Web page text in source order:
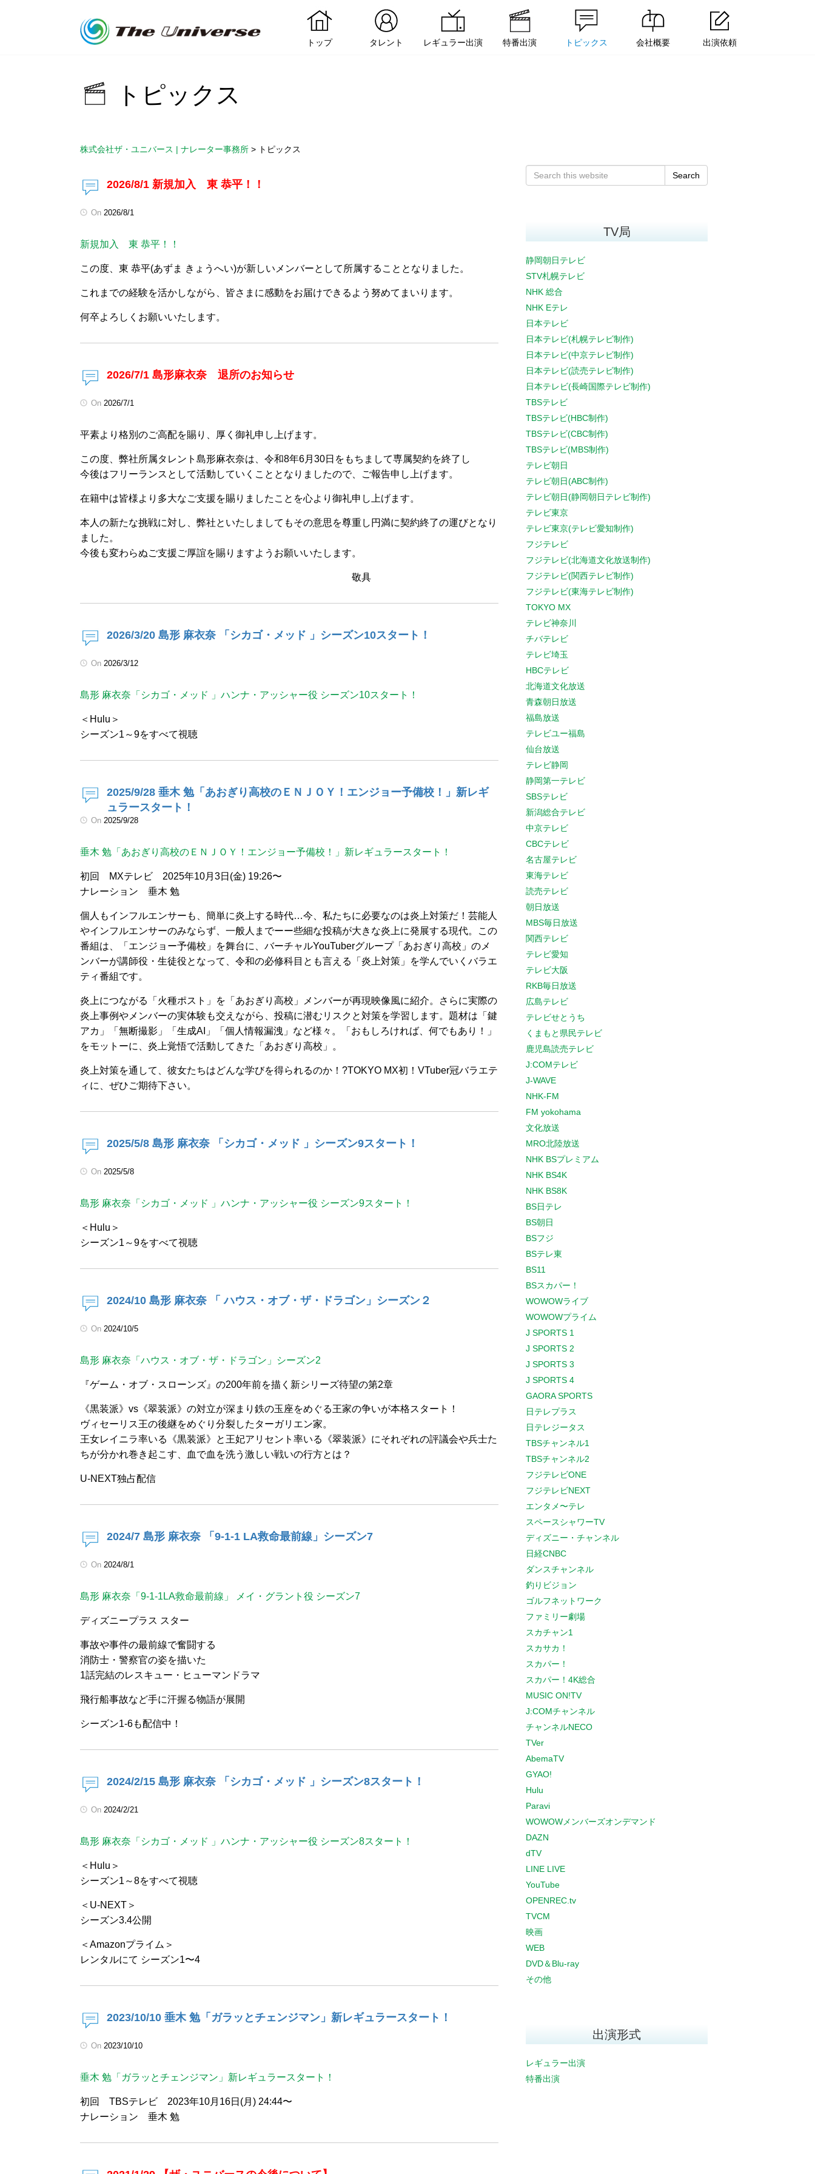
トップ タレント レギュラー出演 特番出演 トピックス 会社概要 出演依頼
トピックス
株式会社ザ・ユニバース | ナレーター事務所 > トピックス
2026/8/1 新規加入 東 恭平！！
On 2026/8/1
新規加入 東 恭平！！
この度、東 恭平(あずま きょうへい)が新しいメンバーとして所属することとなりました。
これまでの経験を活かしながら、皆さまに感動をお届けできるよう努めてまいります。
何卒よろしくお願いいたします。
2026/7/1 島形麻衣奈 退所のお知らせ
On 2026/7/1
平素より格別のご高配を賜り、厚く御礼申し上げます。
この度、弊社所属タレント島形麻衣奈は、令和8年6月30日をもちまして専属契約を終了し
今後はフリーランスとして活動していくこととなりましたので、ご報告申し上げます。
在籍中は皆様より多大なご支援を賜りましたことを心より御礼申し上げます。
本人の新たな挑戦に対し、弊社といたしましてもその意思を尊重し円満に契約終了の運びとなり
ました。
今後も変わらぬご支援ご厚誼を賜りますようお願いいたします。
敬具
2026/3/20 島形 麻衣奈 「シカゴ・メッド 」シーズン10スタート！
On 2026/3/12
島形 麻衣奈「シカゴ・メッド 」ハンナ・アッシャー役 シーズン10スタート！
＜Hulu＞
シーズン1～9をすべて視聴
2025/9/28 垂木 勉「あおぎり高校のＥＮＪＯＹ！エンジョー予備校！」新レギ
ュラースタート！
On 2025/9/28
垂木 勉「あおぎり高校のＥＮＪＯＹ！エンジョー予備校！」新レギュラースタート！
初回 MXテレビ 2025年10月3日(金) 19:26〜
ナレーション 垂木 勉
個人もインフルエンサーも、簡単に炎上する時代…今、私たちに必要なのは炎上対策だ！芸能人
やインフルエンサーのみならず、一般人までーー些細な投稿が大きな炎上に発展する現代。この
番組は、「エンジョー予備校」を舞台に、バーチャルYouTuberグループ「あおぎり高校」のメ
ンバーが講師役・生徒役となって、令和の必修科目とも言える「炎上対策」を学んでいくバラエ
ティ番組です。
炎上につながる「火種ポスト」を「あおぎり高校」メンバーが再現映像風に紹介。さらに実際の
炎上事例やメンバーの実体験も交えながら、投稿に潜むリスクと対策を学習します。題材は「鍵
アカ」「無断撮影」「生成AI」「個人情報漏洩」など様々。「おもしろければ、何でもあり！」
をモットーに、炎上覚悟で活動してきた「あおぎり高校」。
炎上対策を通して、彼女たちはどんな学びを得られるのか！?TOKYO MX初！VTuber冠バラエテ
ィに、ぜひご期待下さい。
2025/5/8 島形 麻衣奈 「シカゴ・メッド 」シーズン9スタート！
On 2025/5/8
島形 麻衣奈「シカゴ・メッド 」ハンナ・アッシャー役 シーズン9スタート！
＜Hulu＞
シーズン1～9をすべて視聴
2024/10 島形 麻衣奈 「 ハウス・オブ・ザ・ドラゴン」シーズン２
On 2024/10/5
島形 麻衣奈「ハウス・オブ・ザ・ドラゴン」シーズン2
『ゲーム・オブ・スローンズ』の200年前を描く新シリーズ待望の第2章
《黒装派》vs《翠装派》の対立が深まり鉄の玉座をめぐる王家の争いが本格スタート！
ヴィセーリス王の後継をめぐり分裂したターガリエン家。
王女レイニラ率いる《黒装派》と王妃アリセント率いる《翠装派》にそれぞれの評議会や兵士た
ちが分かれ巻き起こす、血で血を洗う激しい戦いの行方とは？
U-NEXT独占配信
2024/7 島形 麻衣奈 「9-1-1 LA救命最前線」シーズン7
On 2024/8/1
島形 麻衣奈「9-1-1LA救命最前線」 メイ・グラント役 シーズン7
ディズニープラス スター
事故や事件の最前線で奮闘する
消防士・警察官の姿を描いた
1話完結のレスキュー・ヒューマンドラマ
飛行船事故など手に汗握る物語が展開
シーズン1-6も配信中！
2024/2/15 島形 麻衣奈 「シカゴ・メッド 」シーズン8スタート！
On 2024/2/21
島形 麻衣奈「シカゴ・メッド 」ハンナ・アッシャー役 シーズン8スタート！
＜Hulu＞
シーズン1～8をすべて視聴
＜U-NEXT＞
シーズン3.4公開
＜Amazonプライム＞
レンタルにて シーズン1〜4
2023/10/10 垂木 勉「ガラッとチェンジマン」新レギュラースタート！
On 2023/10/10
垂木 勉「ガラッとチェンジマン」新レギュラースタート！
初回 TBSテレビ 2023年10月16日(月) 24:44〜
ナレーション 垂木 勉
Search
TV局
静岡朝日テレビ
STV札幌テレビ
NHK 総合
NHK Eテレ
日本テレビ
日本テレビ(札幌テレビ制作)
日本テレビ(中京テレビ制作)
日本テレビ(読売テレビ制作)
日本テレビ(長崎国際テレビ制作)
TBSテレビ
TBSテレビ(HBC制作)
TBSテレビ(CBC制作)
TBSテレビ(MBS制作)
テレビ朝日
テレビ朝日(ABC制作)
テレビ朝日(静岡朝日テレビ制作)
テレビ東京
テレビ東京(テレビ愛知制作)
フジテレビ
フジテレビ(北海道文化放送制作)
フジテレビ(関西テレビ制作)
フジテレビ(東海テレビ制作)
TOKYO MX
テレビ神奈川
チバテレビ
テレビ埼玉
HBCテレビ
北海道文化放送
青森朝日放送
福島放送
テレビユー福島
仙台放送
テレビ静岡
静岡第一テレビ
SBSテレビ
新潟総合テレビ
中京テレビ
CBCテレビ
名古屋テレビ
東海テレビ
読売テレビ
朝日放送
MBS毎日放送
関西テレビ
テレビ愛知
テレビ大阪
RKB毎日放送
広島テレビ
テレビせとうち
くまもと県民テレビ
鹿児島読売テレビ
J:COMテレビ
J-WAVE
NHK-FM
FM yokohama
文化放送
MRO北陸放送
NHK BSプレミアム
NHK BS4K
NHK BS8K
BS日テレ
BS朝日
BSフジ
BSテレ東
BS11
BSスカパー！
WOWOWライブ
WOWOWプライム
J SPORTS 1
J SPORTS 2
J SPORTS 3
J SPORTS 4
GAORA SPORTS
日テレプラス
日テレジータス
TBSチャンネル1
TBSチャンネル2
フジテレビONE
フジテレビNEXT
エンタメ〜テレ
スペースシャワーTV
ディズニー・チャンネル
日経CNBC
ダンスチャンネル
釣りビジョン
ゴルフネットワーク
ファミリー劇場
スカチャン1
スカサカ！
スカパー！
スカパー！4K総合
MUSIC ON!TV
J:COMチャンネル
チャンネルNECO
TVer
AbemaTV
GYAO!
Hulu
Paravi
WOWOWメンバーズオンデマンド
DAZN
dTV
LINE LIVE
YouTube
OPENREC.tv
TVCM
映画
WEB
DVD＆Blu-ray
その他
出演形式
レギュラー出演
特番出演